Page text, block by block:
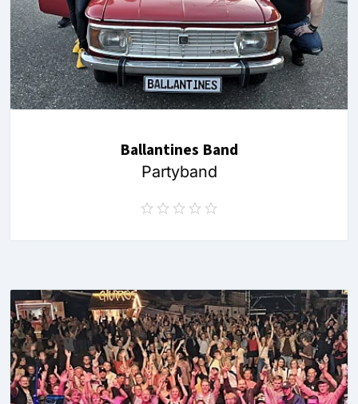
Ballantines Band
Partyband